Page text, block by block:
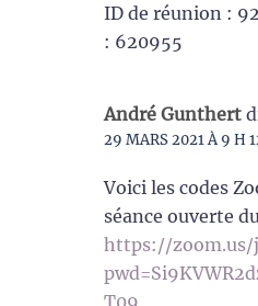
ID de réunion :
: 620955
André Gunthert
29 MARS 2021 À 9 H
Voici les codes
séance ouverte
https://zoom.us/
T09